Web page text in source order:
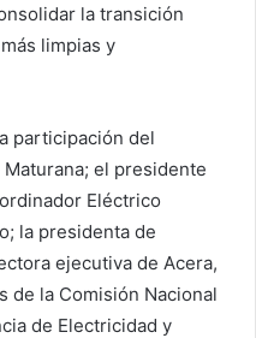
la transición
limpias y
participación del
el presidente
Eléctrico
la presidenta de
ejecutiva de Acera,
de la Comisión Nacional
de Electricidad y